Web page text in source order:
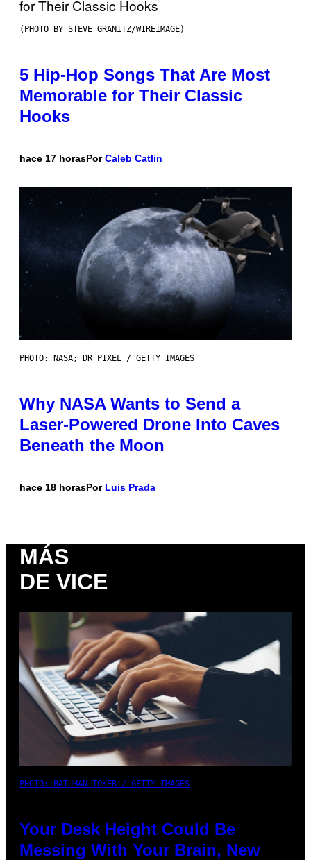
(PHOTO BY STEVE GRANITZ/WIREIMAGE)
5 Hip-Hop Songs That Are Most
Memorable for Their Classic
Hooks
hace 17 horasPorCaleb Catlin
PHOTO: NASA; DR PIXEL / GETTY IMAGES
Why NASA Wants to Send a
Laser-Powered Drone Into Caves
Beneath the Moon
hace 18 horasPor Luis Prada
MÁS
DE VICE
PHOTO: BATUHAN TOKER / GETTY IMAGES
Your Desk Height Could Be
Messing With Your Brain, New